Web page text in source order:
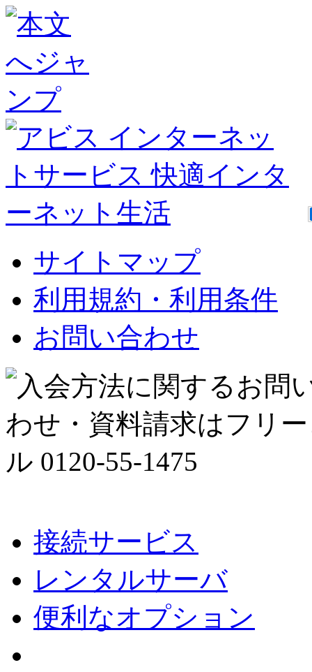
サイトマップ
利用規約・利用条件
お問い合わせ
接続サービス
レンタルサーバ
便利なオプション